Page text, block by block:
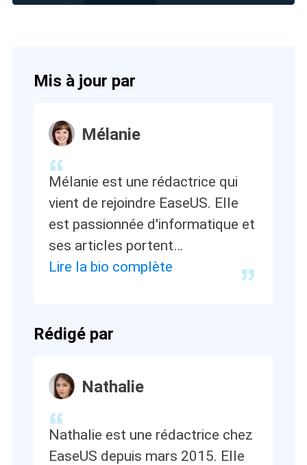
Mis à jour par
Mélanie
Mélanie est une rédactrice qui
vient de rejoindre EaseUS. Elle
est passionnée d'informatique et
ses articles portent
principalement sur la sauvegarde
Lire la bio complète
Rédigé par
Nathalie
Nathalie est une rédactrice chez
EaseUS depuis mars 2015. Elle